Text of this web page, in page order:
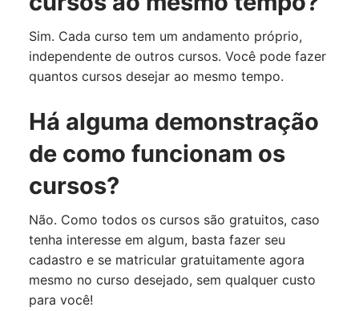
Sim. Cada curso tem um andamento próprio,
independente de outros cursos. Você pode fazer
quantos cursos desejar ao mesmo tempo.
Há alguma demonstração
de como funcionam os
cursos?
Não. Como todos os cursos são gratuitos, caso
tenha interesse em algum, basta fazer seu
cadastro e se matricular gratuitamente agora
mesmo no curso desejado, sem qualquer custo
para você!